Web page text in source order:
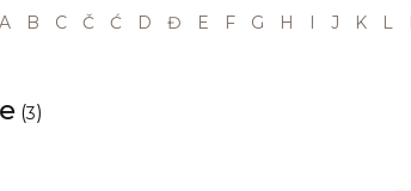
A B C Č Ć D Đ E F G H I J K L
(3)